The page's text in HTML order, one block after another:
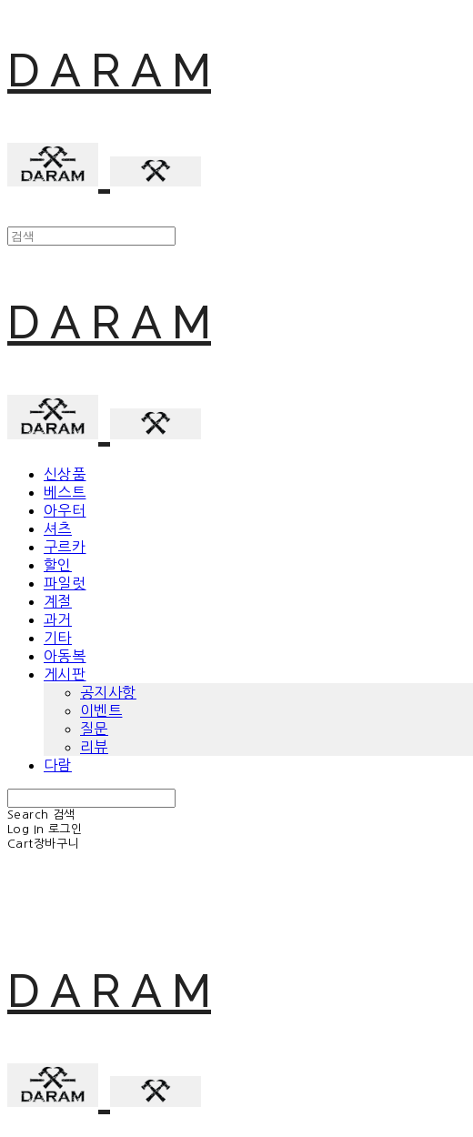
D A R A M
D A R A M
신상품
베스트
아우터
셔츠
구르카
할인
파일럿
계절
과거
기타
아동복
게시판
공지사항
이벤트
질문
리뷰
다람
Search
검색
Log In
로그인
Cart장바구니
D A R A M